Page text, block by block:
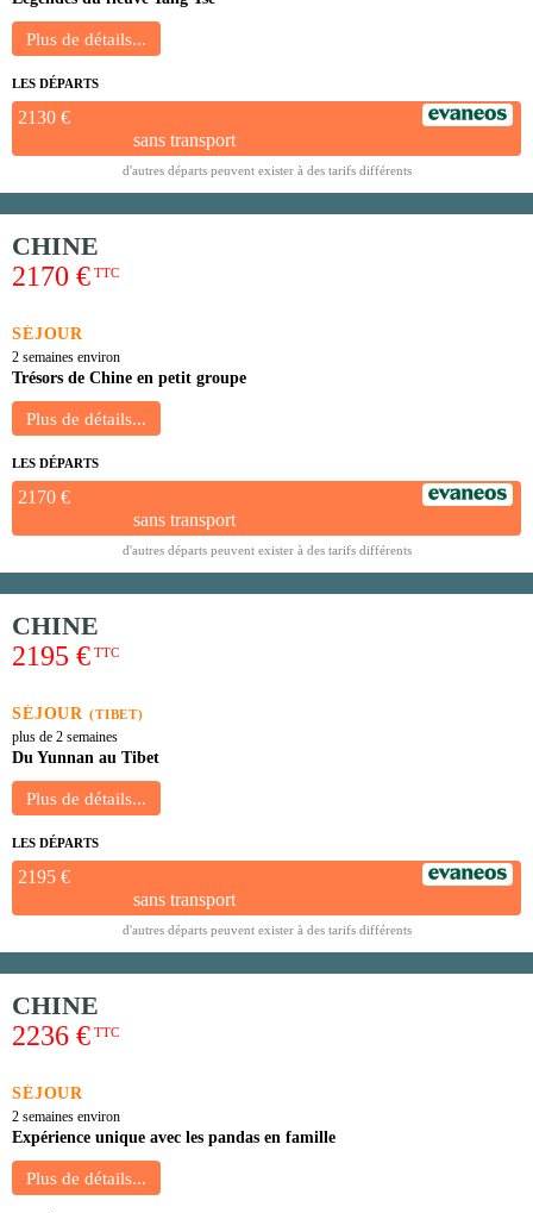
LES DÉPARTS
2130 €
sans transport
d'autres départs peuvent exister à des tarifs différents
CHINE
2170 € TTC
SÉJOUR
2 semaines environ
Trésors de Chine en petit groupe
LES DÉPARTS
2170 €
sans transport
d'autres départs peuvent exister à des tarifs différents
CHINE
2195 € TTC
SÉJOUR (TIBET)
plus de 2 semaines
Du Yunnan au Tibet
LES DÉPARTS
2195 €
sans transport
d'autres départs peuvent exister à des tarifs différents
CHINE
2236 € TTC
SÉJOUR
2 semaines environ
Expérience unique avec les pandas en famille